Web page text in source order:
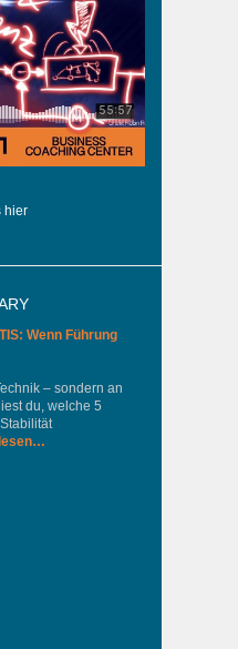
hier
Wenn Führung
– sondern an
du, welche 5